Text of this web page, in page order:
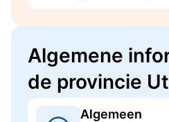
Algemene
de provincie
Algemeen